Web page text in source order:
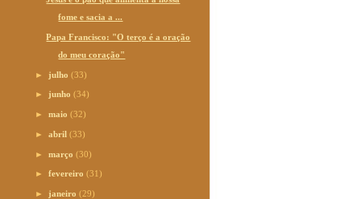
fome e sacia a ...
Papa Francisco: "O terço é a oração
do meu coração"
► julho(33)
► junho(34)
►maio(32)
►abril(33)
►março(30)
►fevereiro(31)
► janeiro(29)